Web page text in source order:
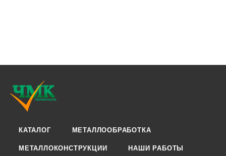
КАТАЛОГ МЕТАЛЛООБРАБОТКА
МЕТАЛЛОКОНСТРУКЦИИ НАШИ РАБОТЫ